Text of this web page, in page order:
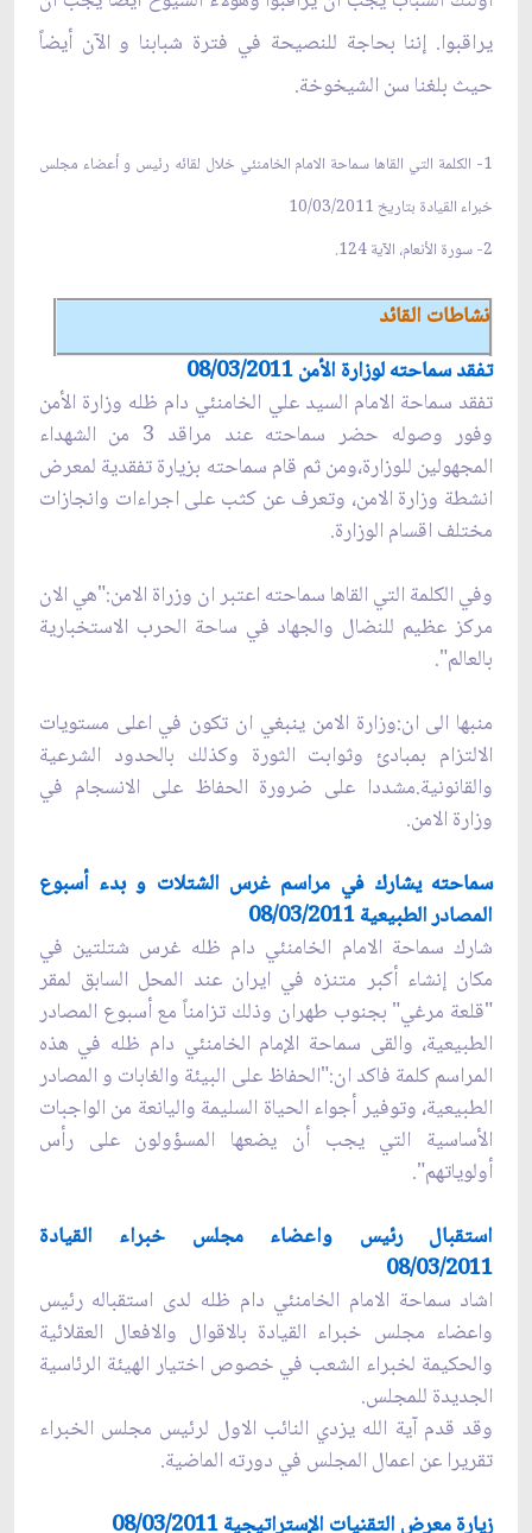
يراقبوا. إننا بحاجة‌ للنصيحة في فترة شبابنا و الآن أيضاً
حيث بلغنا سن الشيخوخة.
1- الكلمة التي القاها سماحة الامام الخامنئي خلال لقائه رئيس و أعضاء مجلس
خبراء القيادة بتاريخ 10/03/2011
2- سورة‌ الأنعام، الآية 124.
نشاطات القائد
تفقد سماحته لوزارة الأمن 08/03/2011
تفقد سماحة الامام السيد علي الخامنئي دام ظله وزارة الأمن
وفور وصوله حضر سماحته عند مراقد 3 من الشهداء
المجهولين للوزارة،ومن ثم قام سماحته بزيارة تفقدية لمعرض
انشطة وزارة الامن، وتعرف عن كثب على اجراءات وانجازات
مختلف اقسام الوزارة.
وفي الكلمة التي القاها سماحته اعتبر ان وزراة الامن:"هي الان
مركز عظيم للنضال والجهاد في ساحة الحرب الاستخبارية
بالعالم".
منبها الى ان:وزارة الامن ينبغي ان تكون في اعلى مستويات
الالتزام بمبادئ وثوابت الثورة وكذلك بالحدود الشرعية
والقانونية.مشددا على ضرورة الحفاظ على الانسجام في
وزارة الامن.
سماحته یشارك في مراسم غرس الشتلات و بدء أسبوع
المصادر الطبيعية 08/03/2011
شارك سماحة الامام الخامنئي دام ظله غرس شتلتين في
مكان إنشاء أكبر متنزه في ايران عند المحل السابق لمقر
"قلعة مرغي" بجنوب طهران وذلك تزامناً مع أسبوع المصادر
الطبيعية، والقى سماحة الإمام الخامنئي دام ظله في هذه
المراسم كلمة فاكد ان:"الحفاظ على البيئة والغابات و المصادر
الطبيعية، وتوفير أجواء‌ الحياة السليمة واليانعة من الواجبات
الأساسية التي يجب أن يضعها المسؤولون على رأس
أولوياتهم".
استقبال رئيس واعضاء مجلس خبراء القيادة
08/03/2011
اشاد سماحة الامام الخامنئي دام ظله لدى استقباله رئيس
واعضاء مجلس خبراء القيادة بالاقوال والافعال العقلائية
والحكيمة لخبراء الشعب في خصوص اختيار الهيئة الرئاسية
الجديدة للمجلس.
وقد قدم آية الله يزدي النائب الاول لرئيس مجلس الخبراء
تقريرا عن اعمال المجلس في دورته الماضية.
زيارة معرض التقنيات الإستراتيجية 08/03/2011